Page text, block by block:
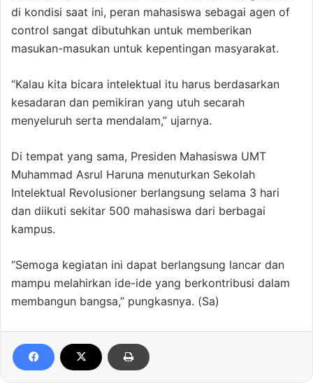
di kondisi saat ini, peran mahasiswa sebagai agen of
control sangat dibutuhkan untuk memberikan
masukan-masukan untuk kepentingan masyarakat.
“Kalau kita bicara intelektual itu harus berdasarkan
kesadaran dan pemikiran yang utuh secarah
menyeluruh serta mendalam,” ujarnya.
Di tempat yang sama, Presiden Mahasiswa UMT
Muhammad Asrul Haruna menuturkan Sekolah
Intelektual Revolusioner berlangsung selama 3 hari
dan diikuti sekitar 500 mahasiswa dari berbagai
kampus.
“Semoga kegiatan ini dapat berlangsung lancar dan
mampu melahirkan ide-ide yang berkontribusi dalam
membangun bangsa,” pungkasnya. (Sa)